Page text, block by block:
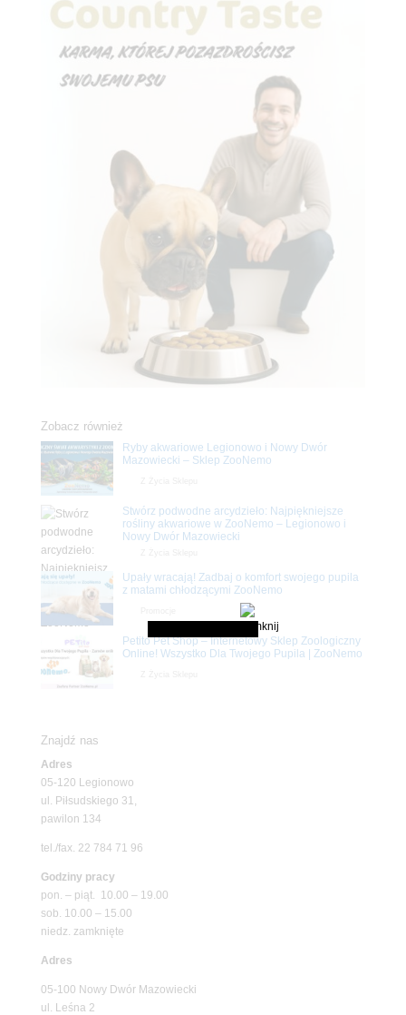
Zobacz również
Ryby akwariowe Legionowo i Nowy Dwór
Mazowiecki – Sklep ZooNemo
Stwórz podwodne arcydzieło: Najpiękniejsze
rośliny akwariowe w ZooNemo – Legionowo i
Nowy Dwór Mazowiecki
Upały wracają! Zadbaj o komfort swojego pupila
z matami chłodzącymi ZooNemo
Petito Pet Shop – Internetowy Sklep Zoologiczny
Online! Wszystko Dla Twojego Pupila | ZooNemo
Znajdź nas
Adres
05-120 Legionowo
ul. Piłsudskiego 31,
pawilon 134
tel./fax. 22 784 71 96
Godziny pracy
pon. – piąt. 10.00 – 19.00
sob. 10.00 – 15.00
niedz. zamknięte
Adres
05-100 Nowy Dwór Mazowiecki
ul. Leśna 2